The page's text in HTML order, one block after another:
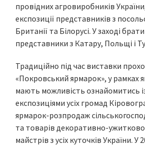
провідних агровиробників
експозиції представників з
Британії та Білорусі. У заході
представники з Катару, Польщі і
Традиційно під час виставки
«Покровський ярмарок», у рамках
мають можливість ознайомитись
експозиціями усіх громад
ярмарок-розпродаж
та товарів декоративно-
майстрів з усіх куточків України. У